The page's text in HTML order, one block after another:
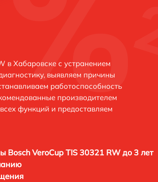
в Хабаровске с устранением
выявляем причины
работоспособность
производителем
функций и предоставляем
Bosch VeroCup TIS 30321 RW до 3 лет